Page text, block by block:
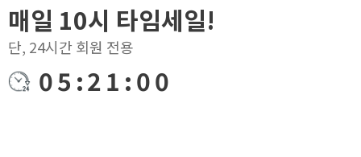
매일 10시 타임세일!
단, 24시간 회원 전용
05:21:00